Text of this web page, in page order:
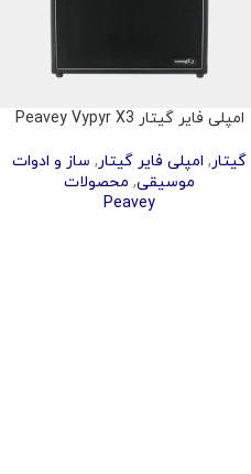
امپلی فایر گیتار Peavey Vypyr X3
گیتار, امپلی فایر گیتار, ساز و ادوات
موسیقی, محصولات
Peavey